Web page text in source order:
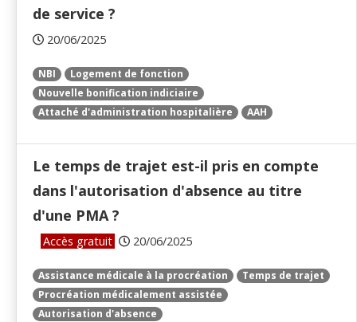
de service ?
20/06/2025
NBI
Logement de fonction
Nouvelle bonification indiciaire
Attaché d'administration hospitalière
AAH
Le temps de trajet est-il pris en compte
dans l'autorisation d'absence au titre
d'une PMA ?
Accès gratuit 20/06/2025
Assistance médicale à la procréation
Temps de trajet
Procréation médicalement assistée
Autorisation d'absence